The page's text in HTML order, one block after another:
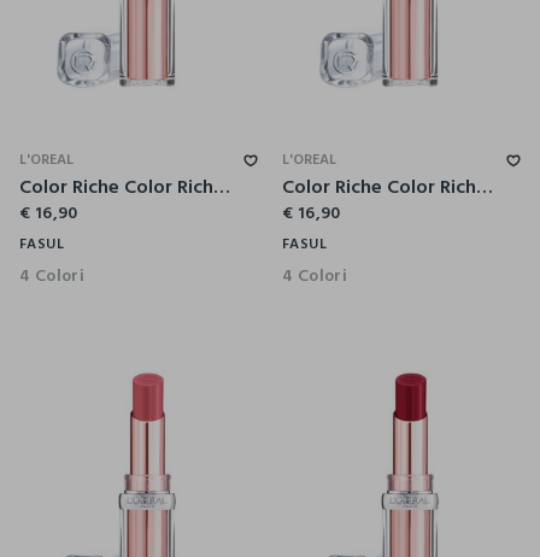
L'OREAL
Color Riche Color Riche Glow Paradise Rossetto 906 Blush Fantasy.
€ 16,90
FASUL
4 Colori
L'OREAL
Color Riche Color Riche Glow Paradise Rossetto 191 Nude Heaven.
€ 16,90
FASUL
4 Colori